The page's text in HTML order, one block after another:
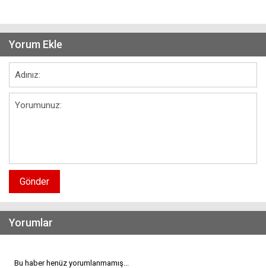
Yorum Ekle
Gönder
Yorumlar
Bu haber henüz yorumlanmamış...